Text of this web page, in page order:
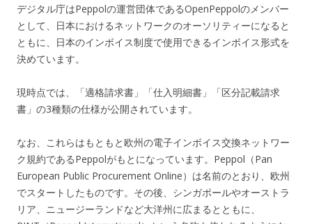
デジタル庁はPeppolの運営団体であるOpenPeppolのメンバー
として、日本におけるネットワークのオーソリティーになると
ともに、日本のインボイス制度で使用できるインボイス形式を
決めています。
現時点では、「適格請求書」「仕入明細書」「区分記載請求
書」の3種類の仕様が公開されています。
なお、これらはもともと欧州の電子インボイス交換ネットワー
ク規約であるPeppolがもとになっています。Peppol（Pan
European Public Procurement Online）は名前のとおり、欧州
でスタートしたものです。その後、シンガポールやオーストラ
リア、ニュージーランドなど大洋州に広まるとともに、